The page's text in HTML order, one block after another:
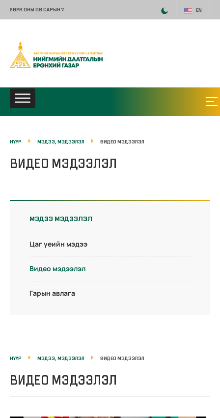
2026 ОНЫ 08 САРЫН 7 EN
НҮҮР МЭДЭЭ, МЭДЭЭЛЭЛ ВИДЕО МЭДЭЭЛЭЛ
ВИДЕО МЭДЭЭЛЭЛ
МЭДЭЭ МЭДЭЭЛЭЛ
Цаг үеийн мэдээ
Видео мэдээлэл
Гарын авлага
НҮҮР МЭДЭЭ, МЭДЭЭЛЭЛ ВИДЕО МЭДЭЭЛЭЛ
ВИДЕО МЭДЭЭЛЭЛ